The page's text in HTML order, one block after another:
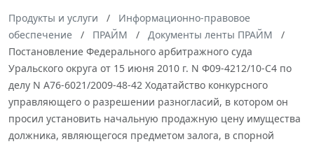
Продукты и услуги
Информационно-правовое
обеспечение
ПРАЙМ
Документы ленты ПРАЙМ
Постановление Федерального арбитражного суда
Уральского округа от 15 июня 2010 г. N Ф09-4212/10-С4 по
делу N А76-6021/2009-48-42 Ходатайство конкурсного
управляющего о разрешении разногласий, в котором он
просил установить начальную продажную цену имущества
должника, являющегося предметом залога, в спорной